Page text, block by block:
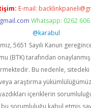
E-mail:
Whatsapp: 0262
@karabul
5651 Sayılı Kanun
(BTK) tarafından onaylanmış
Bu nedenle,
araştırma
içeriklerin
sorumluluğu kabul etmiş